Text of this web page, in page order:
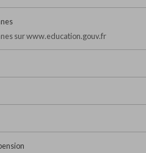
sur www.education.gouv.fr